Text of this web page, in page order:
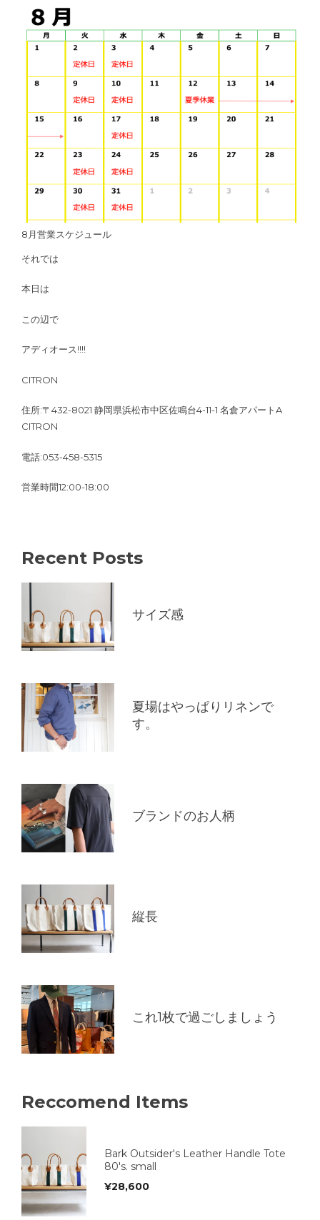
8月営業スケジュール
それでは
本日は
この辺で
アディオース!!!!
CITRON
住所:〒432-8021 静岡県浜松市中区佐鳴台4-11-1 名倉アパートA
CITRON
電話:053-458-5315
営業時間12:00-18:00
Recent Posts
サイズ感
夏場はやっぱりリネンで
す。
ブランドのお人柄
縦長
これ1枚で過ごしましょう
Reccomend Items
Bark Outsider's Leather Handle Tote
80's. small
¥28,600